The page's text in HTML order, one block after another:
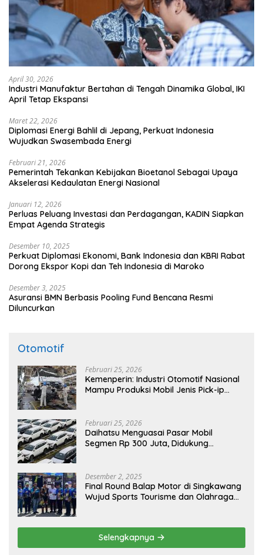
April 30, 2026
Industri Manufaktur Bertahan di Tengah Dinamika Global, IKI
April Tetap Ekspansi
Maret 22, 2026
Diplomasi Energi Bahlil di Jepang, Perkuat Indonesia
Wujudkan Swasembada Energi
Februari 21, 2026
Pemerintah Tekankan Kebijakan Bioetanol Sebagai Upaya
Akselerasi Kedaulatan Energi Nasional
Januari 12, 2026
Perluas Peluang Investasi dan Perdagangan, KADIN Siapkan
Empat Agenda Strategis
Desember 10, 2025
Perkuat Diplomasi Ekonomi, Bank Indonesia dan KBRI Rabat
Dorong Ekspor Kopi dan Teh Indonesia di Maroko
Desember 3, 2025
Asuransi BMN Berbasis Pooling Fund Bencana Resmi
Diluncurkan
Otomotif
Februari 25, 2026
Kemenperin: Industri Otomotif Nasional
Mampu Produksi Mobil Jenis Pick-ip
Februari 25, 2026
Daihatsu Menguasai Pasar Mobil
Segmen Rp 300 Juta, Didukung
Desember 2, 2025
Final Round Balap Motor di Singkawang
Wujud Sports Tourisme dan Olahraga
Selengkapnya